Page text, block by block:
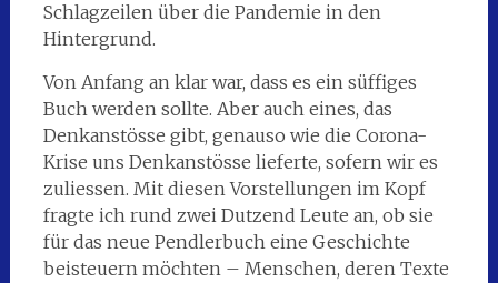
Schlagzeilen über die Pandemie in den
Hintergrund.
Von Anfang an klar war, dass es ein süffiges
Buch werden sollte. Aber auch eines, das
Denkanstösse gibt, genauso wie die Corona-
Krise uns Denkanstösse lieferte, sofern wir es
zuliessen. Mit diesen Vorstellungen im Kopf
fragte ich rund zwei Dutzend Leute an, ob sie
für das neue Pendlerbuch eine Geschichte
beisteuern möchten – Menschen, deren Texte